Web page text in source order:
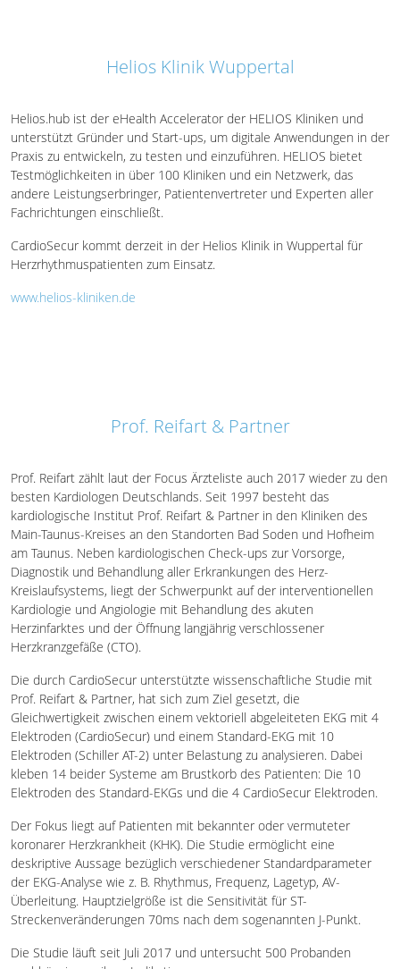
Helios Klinik Wuppertal
Helios.hub ist der eHealth Accelerator der HELIOS Kliniken und
unterstützt Gründer und Start-ups, um digitale Anwendungen in der
Praxis zu entwickeln, zu testen und einzuführen. HELIOS bietet
Testmöglichkeiten in über 100 Kliniken und ein Netzwerk, das
andere Leistungserbringer, Patientenvertreter und Experten aller
Fachrichtungen einschließt.
CardioSecur kommt derzeit in der Helios Klinik in Wuppertal für
Herzrhythmuspatienten zum Einsatz.
www.helios-kliniken.de
Prof. Reifart & Partner
Prof. Reifart zählt laut der Focus Ärzteliste auch 2017 wieder zu den
besten Kardiologen Deutschlands. Seit 1997 besteht das
kardiologische Institut Prof. Reifart & Partner in den Kliniken des
Main-Taunus-Kreises an den Standorten Bad Soden und Hofheim
am Taunus. Neben kardiologischen Check-ups zur Vorsorge,
Diagnostik und Behandlung aller Erkrankungen des Herz-
Kreislaufsystems, liegt der Schwerpunkt auf der interventionellen
Kardiologie und Angiologie mit Behandlung des akuten
Herzinfarktes und der Öffnung langjährig verschlossener
Herzkranzgefäße (CTO).
Die durch CardioSecur unterstützte wissenschaftliche Studie mit
Prof. Reifart & Partner, hat sich zum Ziel gesetzt, die
Gleichwertigkeit zwischen einem vektoriell abgeleiteten EKG mit 4
Elektroden (CardioSecur) und einem Standard-EKG mit 10
Elektroden (Schiller AT-2) unter Belastung zu analysieren. Dabei
kleben 14 beider Systeme am Brustkorb des Patienten: Die 10
Elektroden des Standard-EKGs und die 4 CardioSecur Elektroden.
Der Fokus liegt auf Patienten mit bekannter oder vermuteter
koronarer Herzkrankheit (KHK). Die Studie ermöglicht eine
deskriptive Aussage bezüglich verschiedener Standardparameter
der EKG-Analyse wie z. B. Rhythmus, Frequenz, Lagetyp, AV-
Überleitung. Hauptzielgröße ist die Sensitivität für ST-
Streckenveränderungen 70ms nach dem sogenannten J-Punkt.
Die Studie läuft seit Juli 2017 und untersucht 500 Probanden